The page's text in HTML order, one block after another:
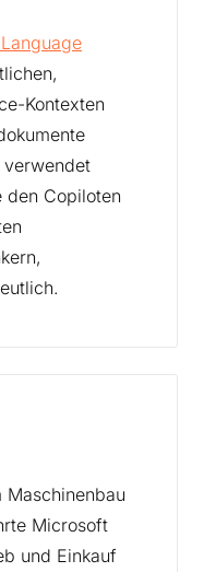
Kontexten
Copiloten
Maschinenbau
Microsoft
und Einkauf